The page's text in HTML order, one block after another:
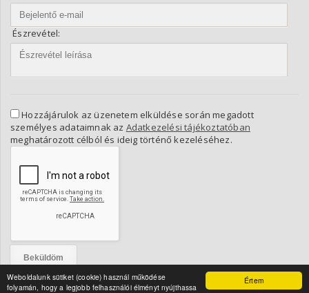
Értem
Weboldalunk sütiket (cookie) használ működése
folyamán, hogy a legjobb felhasználói élményt nyújthassa
Észrevétel:
Hozzájárulok az üzenetem elküldése során megadott
személyes adataimnak az Adatkezelési tájékoztatóban
meghatározott célból és ideig történő kezeléséhez.